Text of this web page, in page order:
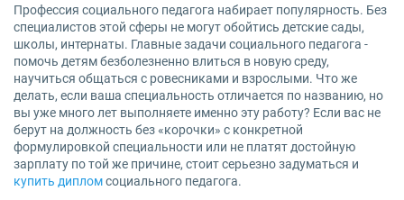
Профессия социального педагога набирает популярность. Без
специалистов этой сферы не могут обойтись детские сады,
школы, интернаты. Главные задачи социального педагога -
помочь детям безболезненно влиться в новую среду,
научиться общаться с ровесниками и взрослыми. Что же
делать, если ваша специальность отличается по названию, но
вы уже много лет выполняете именно эту работу? Если вас не
берут на должность без «корочки» с конкретной
формулировкой специальности или не платят достойную
зарплату по той же причине, стоит серьезно задуматься и
купить дипломсоциального педагога.